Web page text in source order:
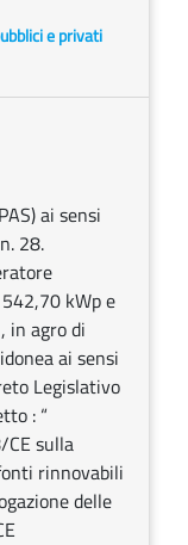
e privati
ai sensi
28.
kWp e
in agro di
ai sensi
Legislativo
: “
sulla
rinnovabili
delle